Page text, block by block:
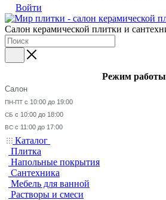
Войти
Салон керамической плитки и
Режим работы
Салон
ПН-ПТ с 10:00 до 19:00
СБ с 10:00 до 18:00
ВС с 11:00 до 17:00
Каталог
Плитка
Напольные покрытия
Сантехника
Мебель для ванной
Растворы и смеси